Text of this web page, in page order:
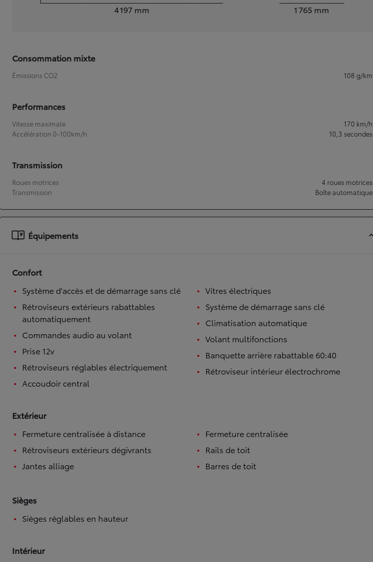
Nouvelle Yaris Cross
Disponible prochainement
4 197 mm 1 765 mm
Consommation mixte
Émissions CO2 108 g/km
Performances
Vitesse maximale 170 km/h
Accélération 0-100km/h
10,3 secondes
Transmission
Roues motrices
4 roues motrices
Transmission
Boîte automatique
Équipements
Confort
Système d'accès et de démarrage sans clé
Rétroviseurs extérieurs rabattables
automatiquement
Commandes audio au volant
Prise 12v
Rétroviseurs réglables électriquement
Accoudoir central
Vitres électriques
Système de démarrage sans clé
Climatisation automatique
Volant multifonctions
Banquette arrière rabattable 60:40
Rétroviseur intérieur électrochrome
Extérieur
Fermeture centralisée à distance
Rétroviseurs extérieurs dégivrants
Jantes alliage
Fermeture centralisée
Rails de toit
Barres de toit
Sièges
Sièges réglables en hauteur
Intérieur